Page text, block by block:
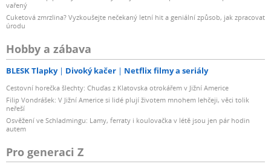
vařený
Cuketová zmrzlina? Vyzkoušejte nečekaný letní hit a geniální způsob, jak zpracovat
úrodu
Hobby a zábava
BLESK Tlapky Divoký kačer Netflix filmy a seriály
Cestovní horečka šlechty: Chuďas z Klatovska otrokářem v Jižní Americe
Filip Vondrášek: V Jižní Americe si lidé plují životem mnohem lehčeji, věci tolik
neřeší
Osvěžení ve Schladmingu: Lamy, ferraty i koulovačka v létě jsou jen pár hodin
autem
Pro generaci Z